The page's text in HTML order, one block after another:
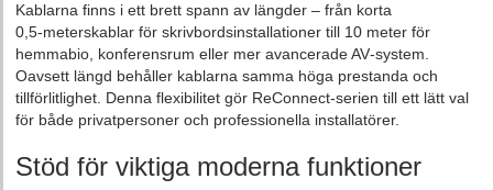
Kablarna finns i ett brett spann av längder – från korta
0,5‑meterskablar för skrivbordsinstallationer till 10 meter för
hemmabio, konferensrum eller mer avancerade AV‑system.
Oavsett längd behåller kablarna samma höga prestanda och
tillförlitlighet. Denna flexibilitet gör ReConnect‑serien till ett lätt val
för både privatpersoner och professionella installatörer.
Stöd för viktiga moderna funktioner